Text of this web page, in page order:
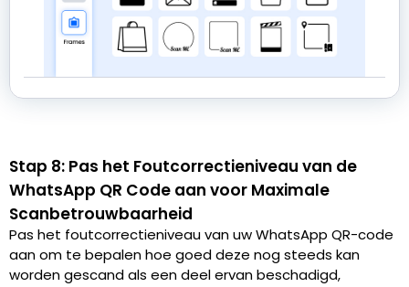
Stap 8: Pas het Foutcorrectieniveau van de
WhatsApp QR Code aan voor Maximale
Scanbetrouwbaarheid
Pas het foutcorrectieniveau van uw WhatsApp QR-code
aan om te bepalen hoe goed deze nog steeds kan
worden gescand als een deel ervan beschadigd,